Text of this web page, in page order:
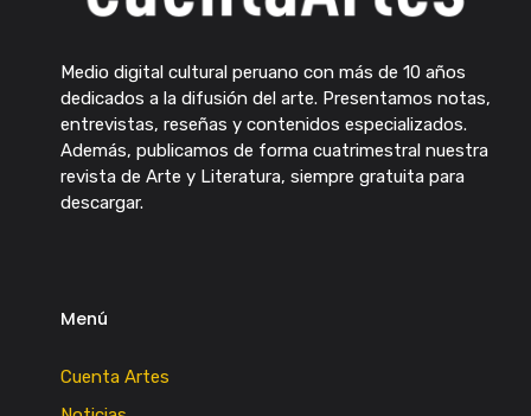
Medio digital cultural peruano con más de 10 años
dedicados a la difusión del arte. Presentamos notas,
entrevistas, reseñas y contenidos especializados.
Además, publicamos de forma cuatrimestral nuestra
revista de Arte y Literatura, siempre gratuita para
descargar.
Menú
Cuenta Artes